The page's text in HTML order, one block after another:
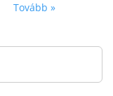
Tovább »